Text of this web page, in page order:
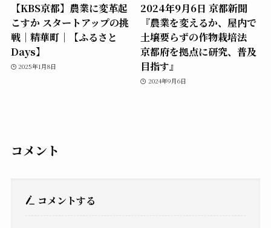
【KBS京都】農業に変革起
こすか スタートアップの挑
戦｜精華町｜【ふるさと
Days】
2025年1月8日
2024年9月6日 京都新聞
『農業を変えるか、屋内で
土壌要らずの作物栽培法
京都府を拠点に研究、普及
目指す』
2024年9月6日
コメント
コメントする